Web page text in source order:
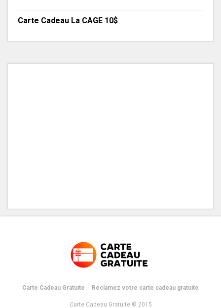
Carte Cadeau La CAGE 10$
Carte Cadeau Gratuite Réclamez votre carte cadeau gratuite
Carte Cadeau Gratuite © 2015